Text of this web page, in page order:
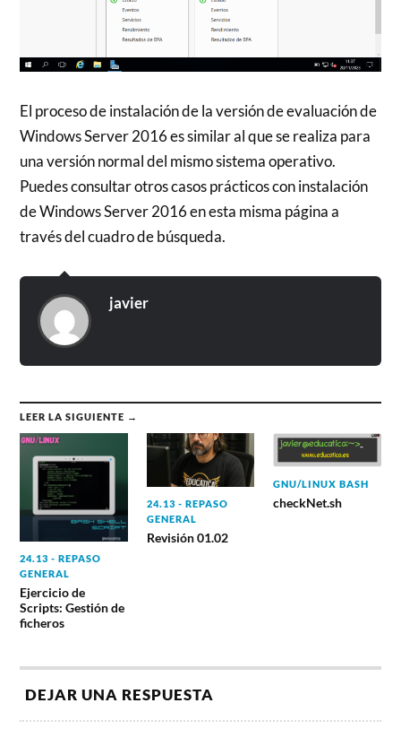
El proceso de instalación de la versión de evaluación de
Windows Server 2016 es similar al que se realiza para
una versión normal del mismo sistema operativo.
Puedes consultar otros casos prácticos con instalación
de Windows Server 2016 en esta misma página a
través del cuadro de búsqueda.
javier
LEER LA SIGUIENTE →
24.13 - REPASO
GENERAL
Ejercicio de
Scripts: Gestión de
ficheros
24.13 - REPASO
GENERAL
Revisión 01.02
GNU/LINUX BASH
checkNet.sh
DEJAR UNA RESPUESTA